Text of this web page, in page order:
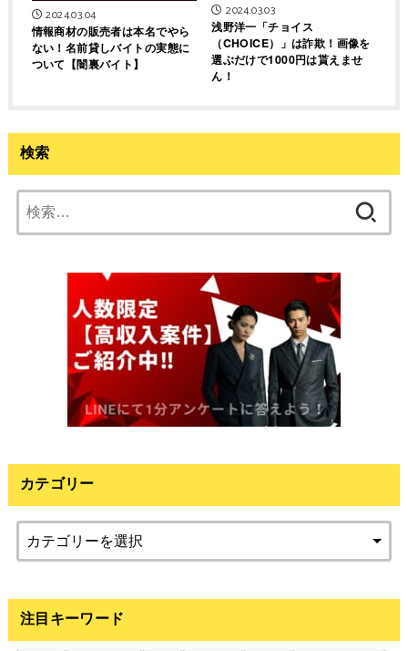
2024.03.04
情報商材の販売者は本名でやら
ない！名前貸しバイトの実態に
ついて【闇裏バイト】
2024.03.03
浅野洋一「チョイス
（CHOICE）」は詐欺！画像を
選ぶだけで1000円は貰えませ
ん！
検索
索:
カテゴリー
注目キーワード